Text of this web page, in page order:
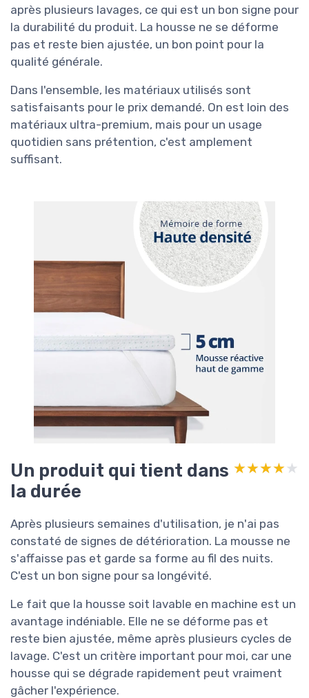
après plusieurs lavages, ce qui est un bon signe pour
la durabilité du produit. La housse ne se déforme
pas et reste bien ajustée, un bon point pour la
qualité générale.
Dans l'ensemble, les matériaux utilisés sont
satisfaisants pour le prix demandé. On est loin des
matériaux ultra-premium, mais pour un usage
quotidien sans prétention, c'est amplement
suffisant.
Un produit qui tient dans
la durée
★★★★★
★★★★★
Après plusieurs semaines d'utilisation, je n'ai pas
constaté de signes de détérioration. La mousse ne
s'affaisse pas et garde sa forme au fil des nuits.
C'est un bon signe pour sa longévité.
Le fait que la housse soit lavable en machine est un
avantage indéniable. Elle ne se déforme pas et
reste bien ajustée, même après plusieurs cycles de
lavage. C'est un critère important pour moi, car une
housse qui se dégrade rapidement peut vraiment
gâcher l'expérience.